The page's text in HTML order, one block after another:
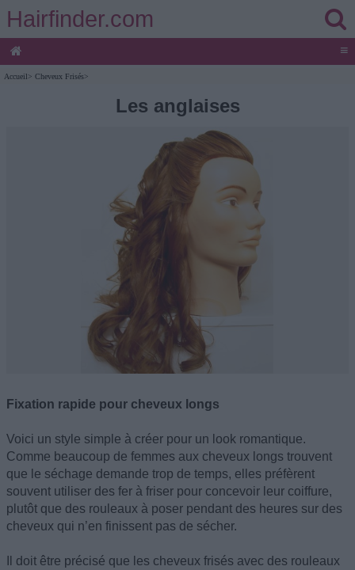
Hairfinder.com
≡
Accueil> Cheveux Frisés>
Les anglaises
Fixation rapide pour cheveux longs
Voici un style simple à créer pour un look romantique.
Comme beaucoup de femmes aux cheveux longs trouvent
que le séchage demande trop de temps, elles préfèrent
souvent utiliser des fer à friser pour concevoir leur coiffure,
plutôt que des rouleaux à poser pendant des heures sur des
cheveux qui n’en finissent pas de sécher.
Il doit être précisé que les cheveux frisés avec des rouleaux